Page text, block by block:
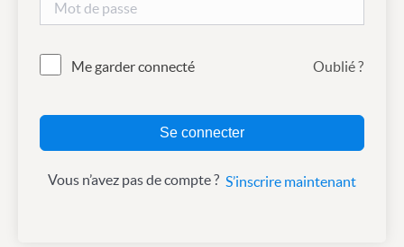
Me garder connecté Oublié ?
Se connecter
Vous n’avez pas de compte ? S’inscrire maintenant